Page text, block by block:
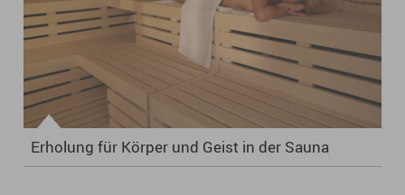
Erholung für Körper und Geist in der Sauna